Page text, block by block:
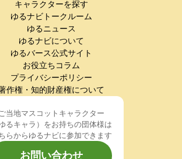
キャラクターを探す
ゆるナビトークルーム
ゆるニュース
ゆるナビについて
ゆるバース公式サイト
お役立ちコラム
プライバシーポリシー
作権・知的財産権について
当地マスコットキャラクター
ゆるキャラ）をお持ちの団体様は
らからゆるナビに参加できます
お問い合わせ